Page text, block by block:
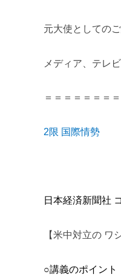
元大使としての
メディア、テレ
＝＝＝＝＝＝＝
2限 国際情勢
日本経済新聞社
【米中対立の ワ
○講義のポイント